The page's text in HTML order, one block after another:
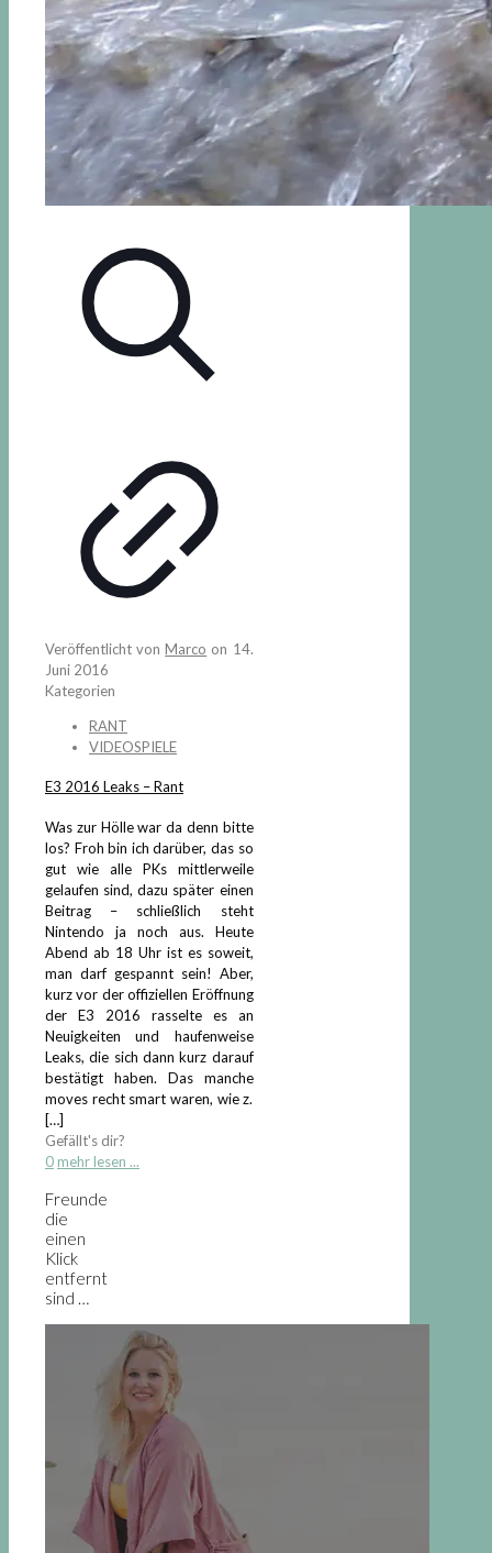
Veröffentlicht vonMarco on 14.
Juni 2016
Kategorien
RANT
VIDEOSPIELE
E3 2016 Leaks – Rant
Was zur Hölle war da denn bitte
los? Froh bin ich darüber, das so
gut wie alle PKs mittlerweile
gelaufen sind, dazu später einen
Beitrag – schließlich steht
Nintendo ja noch aus. Heute
Abend ab 18 Uhr ist es soweit,
man darf gespannt sein! Aber,
kurz vor der offiziellen Eröffnung
der E3 2016 rasselte es an
Neuigkeiten und haufenweise
Leaks, die sich dann kurz darauf
bestätigt haben. Das manche
moves recht smart waren, wie z.
[…]
Gefällt's dir?
0 mehr lesen ...
Freunde
die
einen
Klick
entfernt
sind …